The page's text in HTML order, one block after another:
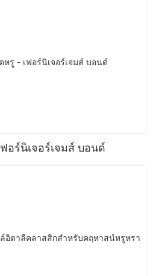
อร์นิเจอร์เจมส์ บอนด์